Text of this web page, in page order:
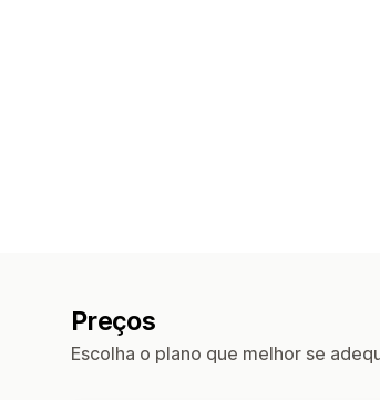
Preços
Escolha o plano que melhor se